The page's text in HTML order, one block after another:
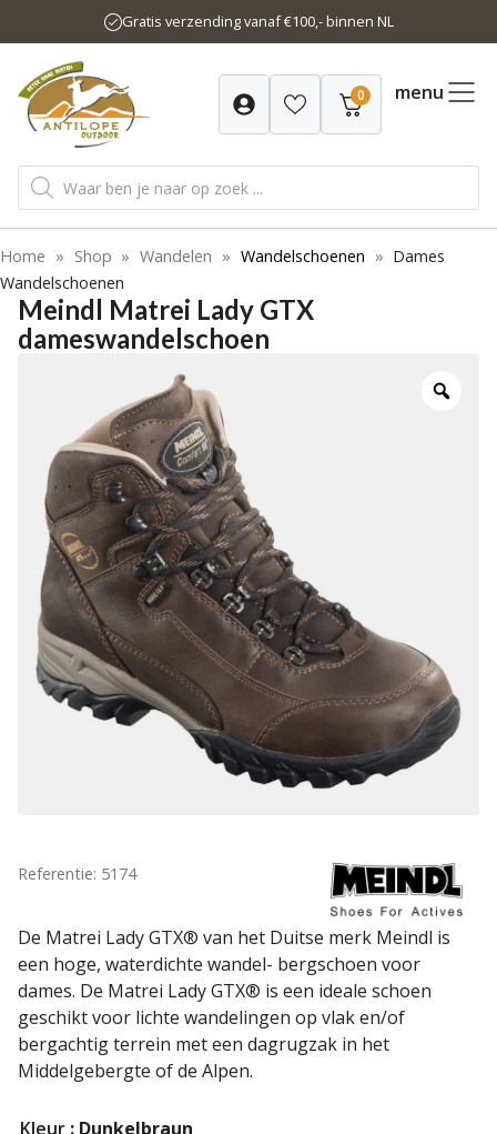
naar
inhoud
Gratis verzending vanaf €100,- binnen NL
0 menu
Producten
zoeken
Home » Shop » Wandelen » Wandelschoenen » Dames
Wandelschoenen
Meindl Matrei Lady GTX
dameswandelschoen
Referentie: 5174
De Matrei Lady GTX® van het Duitse merk Meindl is
een hoge, waterdichte wandel- bergschoen voor
dames. De Matrei Lady GTX® is een ideale schoen
geschikt voor lichte wandelingen op vlak en/of
bergachtig terrein met een dagrugzak in het
Middelgebergte of de Alpen.
Kleur : Dunkelbraun